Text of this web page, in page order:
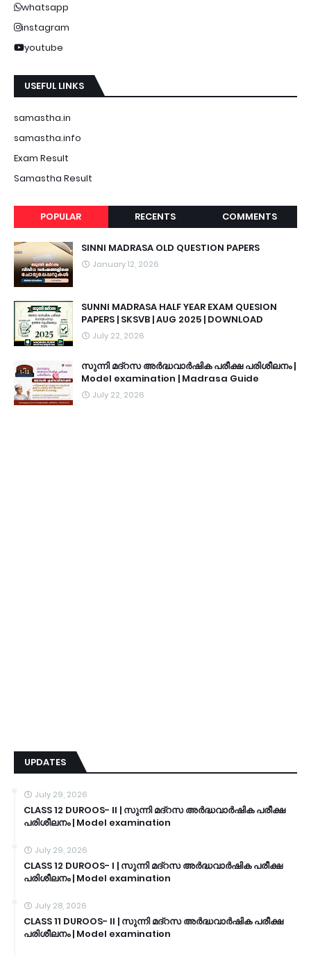
whatsapp
instagram
youtube
USEFUL LINKS
samastha.in
samastha.info
Exam Result
Samastha Result
POPULAR RECENTS COMMENTS
SINNI MADRASA OLD QUESTION PAPERS
January 12, 2026
SUNNI MADRASA HALF YEAR EXAM QUESION
PAPERS | SKSVB | AUG 2025 | DOWNLOAD
July 22, 2026
സുന്നി മദ്റസ അർദ്ധവാർഷിക പരീക്ഷ പരിശീലനം |
Model examination | Madrasa Guide
July 22, 2026
UPDATES
July 29, 2026
CLASS 12 DUROOS- II | സുന്നി മദ്റസ അർദ്ധവാർഷിക പരീക്ഷ
പരിശീലനം | Model examination
July 29, 2026
CLASS 12 DUROOS- I | സുന്നി മദ്റസ അർദ്ധവാർഷിക പരീക്ഷ
പരിശീലനം | Model examination
July 28, 2026
CLASS 11 DUROOS- II | സുന്നി മദ്റസ അർദ്ധവാർഷിക പരീക്ഷ
പരിശീലനം | Model examination